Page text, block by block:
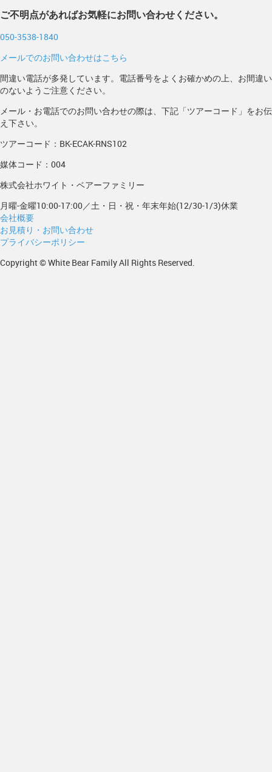
ご不明点があればお気軽にお問い合わせください。
050-3538-1840
メールでのお問い合わせはこちら
間違い電話が多発しています。電話番号をよくお確かめの上、お間違い
のないようご注意ください。
メール・お電話でのお問い合わせの際は、下記「ツアーコード」をお伝
え下さい。
ツアーコード：BK-ECAK-RNS102
媒体コード：004
株式会社ホワイト・ベアーファミリー
月曜-金曜10:00-17:00／土・日・祝・年末年始(12/30-1/3)休業
会社概要
お見積り・お問い合わせ
プライバシーポリシー
Copyright © White Bear Family All Rights Reserved.